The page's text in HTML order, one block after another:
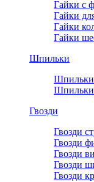
Гайки с
Гайки
Гайки
Гайки
Шпильки
Шпильки
Шпильки
Гвозди
Гвозди
Гвозди
Гвозди
Гвозди
Гвозди